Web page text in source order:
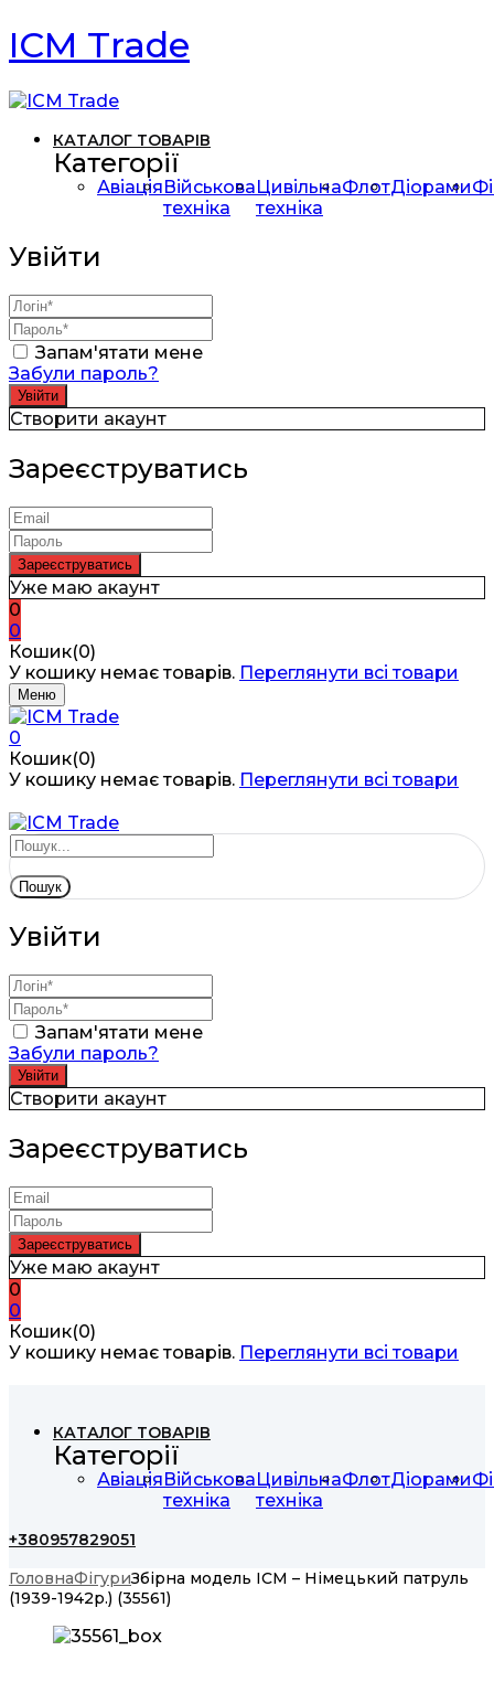
ICM Trade
КАТАЛОГ ТОВАРІВ
Категорії
АвіаціяВійськова
техніка
Цивільна
техніка
ФлотДіорами
Увійти
Запам'ятати мене
Забули пароль?
Створити акаунт
Зареєструватись
Уже маю акаунт
0
0
Кошик(0)
У кошику немає товарів. Переглянути всі товари
Меню
0
Кошик(0)
У кошику немає товарів. Переглянути всі товари
Пошук
Увійти
Запам'ятати мене
Забули пароль?
Створити акаунт
Зареєструватись
Уже маю акаунт
0
0
Кошик(0)
У кошику немає товарів. Переглянути всі товари
КАТАЛОГ ТОВАРІВ
Категорії
АвіаціяВійськова
техніка
Цивільна
техніка
ФлотДіорами
+380957829051
ГоловнаФігуриЗбірна модель ICM – Німецький патруль
(1939-1942р.) (35561)